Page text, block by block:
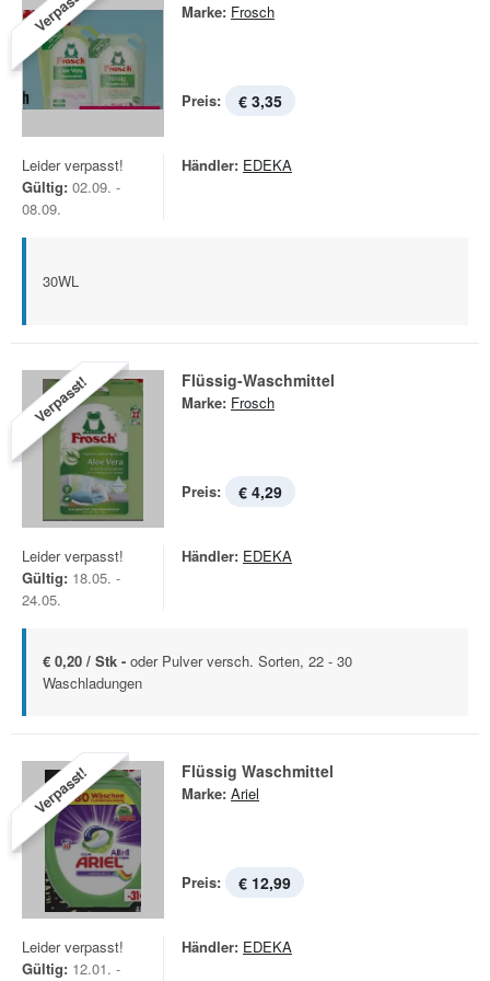
Marke: Frosch
Preis: € 3,35
Leider verpasst!
Gültig: 02.09. -
08.09.
Händler: EDEKA
30WL
Verpasst! Flüssig-Waschmittel
Marke: Frosch
Preis: € 4,29
Leider verpasst!
Gültig: 18.05. -
24.05.
Händler: EDEKA
€ 0,20 / Stk - oder Pulver versch. Sorten, 22 - 30
Waschladungen
Verpasst! Flüssig Waschmittel
Marke: Ariel
Preis: € 12,99
Leider verpasst!
Gültig: 12.01. -
Händler: EDEKA